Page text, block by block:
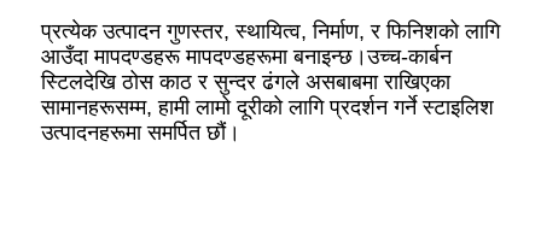
प्रत्येक उत्पादन गुणस्तर, स्थायित्व, निर्माण, र फिनिशको लागि
आउँदा मापदण्डहरू मापदण्डहरूमा बनाइन्छ।उच्च-कार्बन
स्टिलदेखि ठोस काठ र सुन्दर ढंगले असबाबमा राखिएका
सामानहरूसम्म, हामी लामो दूरीको लागि प्रदर्शन गर्ने स्टाइलिश
उत्पादनहरूमा समर्पित छौं।